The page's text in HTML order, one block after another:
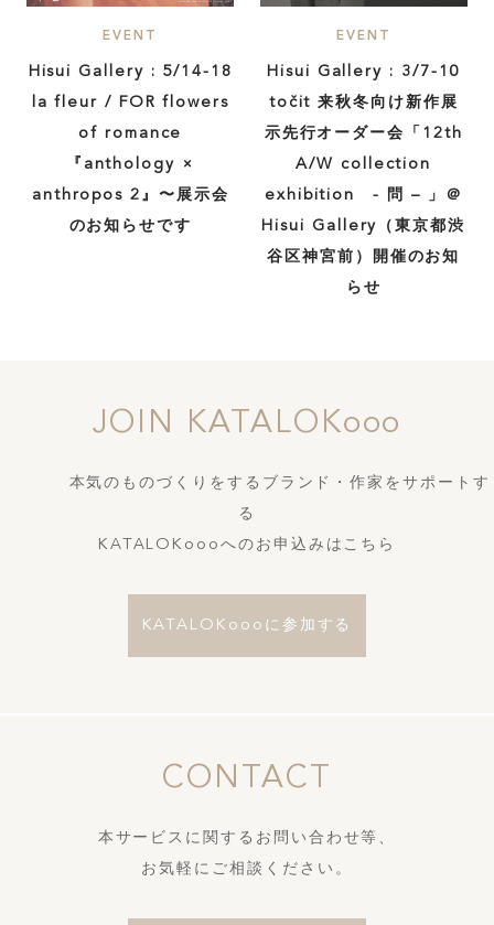
EVENT
Hisui Gallery : 5/14-18
la fleur / FOR flowers
of romance
『anthology ×
anthropos 2』〜展示会
のお知らせです
EVENT
Hisui Gallery : 3/7-10
točit 来秋冬向け新作展
示先行オーダー会「12th
A/W collection
exhibition - 問 – 」＠
Hisui Gallery（東京都渋
谷区神宮前）開催のお知
らせ
JOIN KATALOKooo
本気のものづくりをするブランド・作家をサポートす
る
KATALOKoooへのお申込みはこちら
KATALOKoooに参加する
CONTACT
本サービスに関するお問い合わせ等、
お気軽にご相談ください。